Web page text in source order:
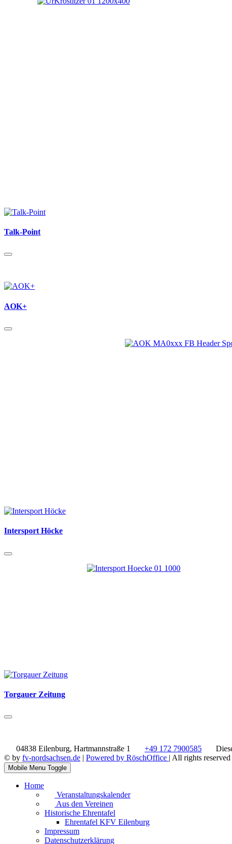
Talk-Point
AOK+
Intersport Höcke
Torgauer Zeitung
04838 Eilenburg, Hartmannstraße 1 +49 172 7900585
© by fv-nordsachsen.de | Powered by RöschOffice | All rights reserved
Mobile Menu Toggle
Home
Veranstaltungskalender
Aus den Vereinen
Historische Ehrentafel
Ehrentafel KFV Eilenburg
Impressum
Datenschutzerklärung